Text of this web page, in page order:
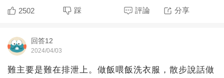
一個月
2502 踩 評論 分享
回答12
2024/04/03
難主要是難在排泄上。做飯喂飯洗衣服，散步說話做